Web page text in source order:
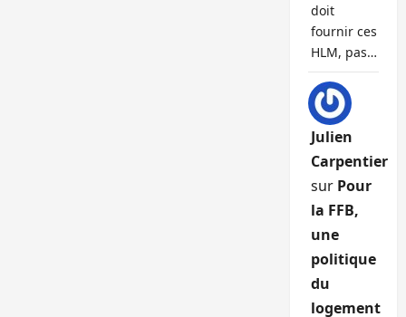
doit
fournir ces
HLM, pas…
Julien
Carpentier
sur Pour
la FFB,
une
politique
du
logement